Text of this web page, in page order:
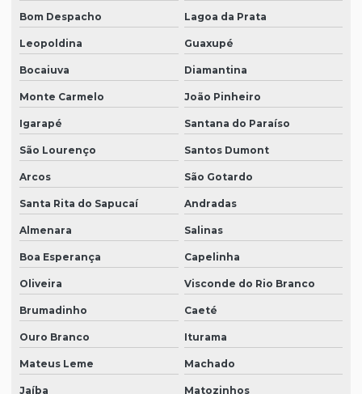
Bom Despacho Lagoa da Prata
Leopoldina Guaxupé
Bocaiuva Diamantina
Monte Carmelo João Pinheiro
Igarapé Santana do Paraíso
São Lourenço Santos Dumont
Arcos São Gotardo
Santa Rita do Sapucaí Andradas
Almenara Salinas
Boa Esperança Capelinha
Oliveira Visconde do Rio Branco
Brumadinho Caeté
Ouro Branco Iturama
Mateus Leme Machado
Jaíba Matozinhos